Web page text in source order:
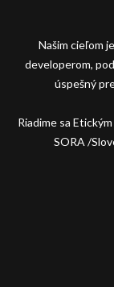
Našim cieľom
developerom,
úspešný
Riadime sa
SORA /